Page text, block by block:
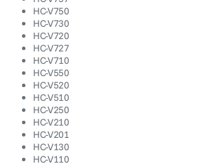
HC-V750
HC-V730
HC-V720
HC-V727
HC-V710
HC-V550
HC-V520
HC-V510
HC-V250
HC-V210
HC-V201
HC-V130
HC-V110